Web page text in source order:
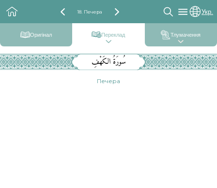
18. Печера Укр.
Оригінал Переклад Тлумачення
سُورَةُ الكَهْفِ
Печера